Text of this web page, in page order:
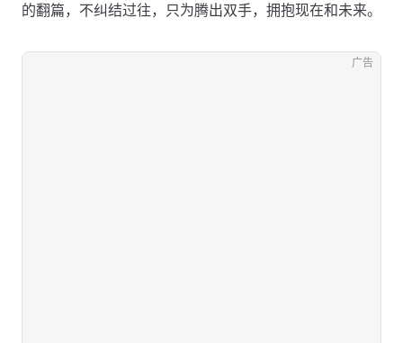
的翻篇，不纠结过往，只为腾出双手，拥抱现在和未来。
广告